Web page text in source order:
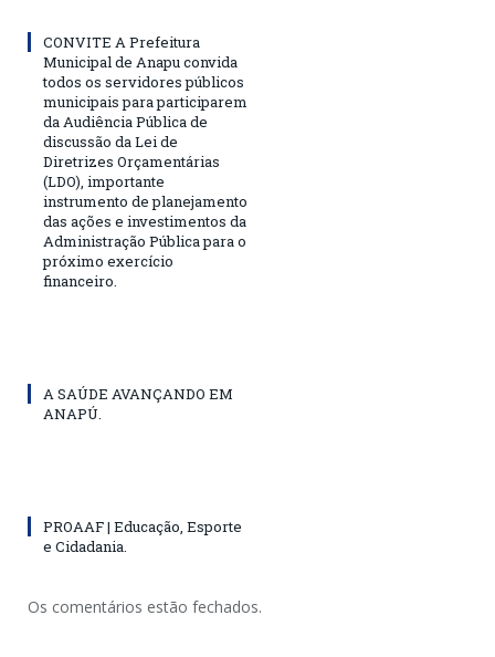
CONVITE A Prefeitura
Municipal de Anapu convida
todos os servidores públicos
municipais para participarem
da Audiência Pública de
discussão da Lei de
Diretrizes Orçamentárias
(LDO), importante
instrumento de planejamento
das ações e investimentos da
Administração Pública para o
próximo exercício
financeiro.
A SAÚDE AVANÇANDO EM
ANAPÚ.
PROAAF | Educação, Esporte
e Cidadania.
Os comentários estão fechados.